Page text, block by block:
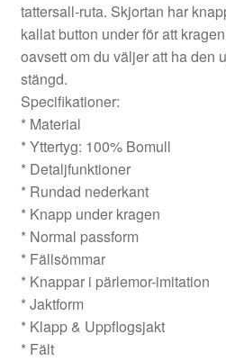
tattersall-ruta. Skjortan har
kallat button under för att
oavsett om du väljer att ha den
stängd.
Specifikationer:
* Material
* Yttertyg: 100% Bomull
* Detaljfunktioner
* Rundad nederkant
* Knapp under kragen
* Normal passform
* Fällsömmar
* Knappar i pärlemor-imitation
* Jaktform
* Klapp & Uppflogsjakt
* Fält